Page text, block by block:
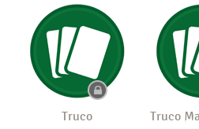
Truco Truco